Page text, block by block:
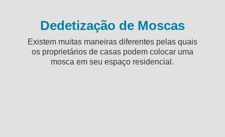
Dedetização de Moscas
Existem muitas maneiras diferentes pelas quais
os proprietários de casas podem colocar uma
mosca em seu espaço residencial.